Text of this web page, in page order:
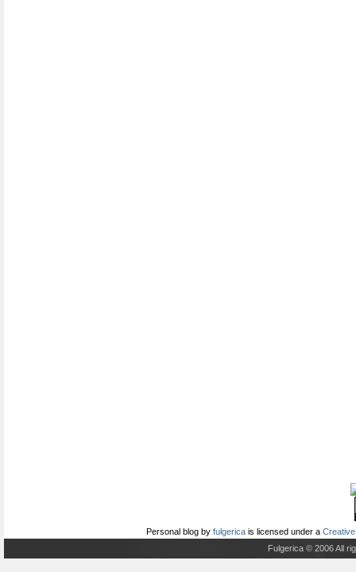
Personal blog by fulgerica is licensed under a
Fulgerica © 2006 All